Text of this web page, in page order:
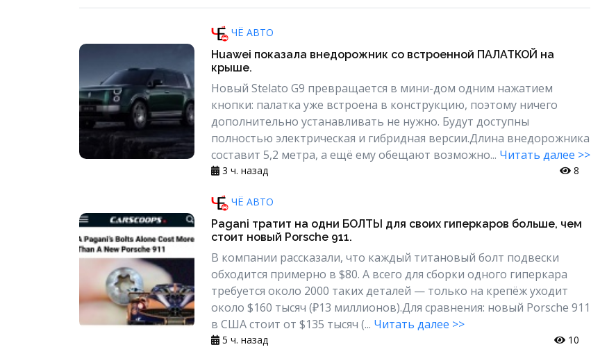
ЧЁ АВТО
Huawei показала внедорожник со встроенной ПАЛАТКОЙ на
крыше.
Новый Stelato G9 превращается в мини-дом одним нажатием
кнопки: палатка уже встроена в конструкцию, поэтому ничего
дополнительно устанавливать не нужно. Будут доступны
полностью электрическая и гибридная версии.Длина внедорожника
составит 5,2 метра, а ещё ему обещают возможно... Читать далее >>
3 ч. назад 8
ЧЁ АВТО
Pagani тратит на одни БОЛТЫ для своих гиперкаров больше, чем
стоит новый Porsche 911.
В компании рассказали, что каждый титановый болт подвески
обходится примерно в $80. А всего для сборки одного гиперкара
требуется около 2000 таких деталей — только на крепёж уходит
около $160 тысяч (₽13 миллионов).Для сравнения: новый Porsche 911
в США стоит от $135 тысяч (... Читать далее >>
5 ч. назад 10